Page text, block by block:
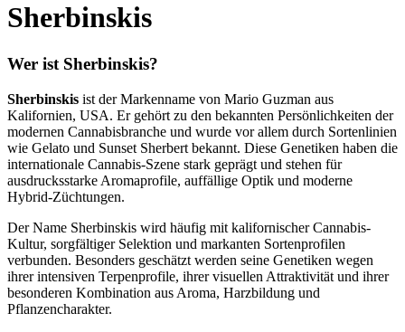
Sherbinskis
Wer ist Sherbinskis?
Sherbinskis ist der Markenname von Mario Guzman aus
Kalifornien, USA. Er gehört zu den bekannten Persönlichkeiten der
modernen Cannabisbranche und wurde vor allem durch Sortenlinien
wie Gelato und Sunset Sherbert bekannt. Diese Genetiken haben die
internationale Cannabis-Szene stark geprägt und stehen für
ausdrucksstarke Aromaprofile, auffällige Optik und moderne
Hybrid-Züchtungen.
Der Name Sherbinskis wird häufig mit kalifornischer Cannabis-
Kultur, sorgfältiger Selektion und markanten Sortenprofilen
verbunden. Besonders geschätzt werden seine Genetiken wegen
ihrer intensiven Terpenprofile, ihrer visuellen Attraktivität und ihrer
besonderen Kombination aus Aroma, Harzbildung und
Pflanzencharakter.